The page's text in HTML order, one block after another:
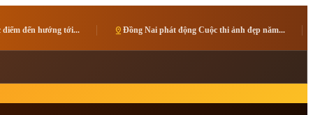
pin_dropĐồng Nai phát động Cuộc thi ảnh đẹp năm... pin_dropGiải vô địch các